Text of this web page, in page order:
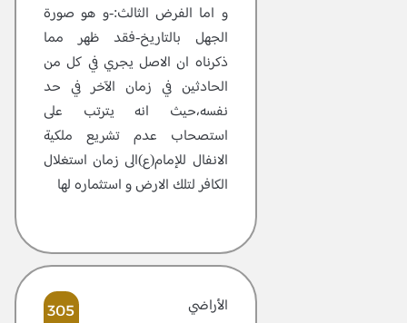
و اما الفرض الثالث:-و هو صورة
الجهل بالتاريخ-فقد ظهر مما
ذكرناه ان الاصل يجري في كل من
الحادثين في زمان الآخر في حد
نفسه،حيث انه يترتب على
استصحاب عدم تشريع ملكية
الانفال للإمام(ع)الى زمان استغلال
الكافر لتلك الارض و استثماره لها
الأراضي 305